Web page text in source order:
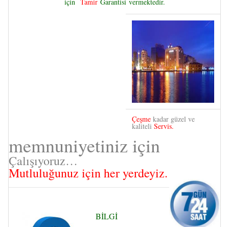
Çeşme kadar güzel ve
kaliteli Servis.
memnuniyetiniz için
Çalışıyoruz…
Mutluluğunuz için her yerdeyiz.
BİLGİ